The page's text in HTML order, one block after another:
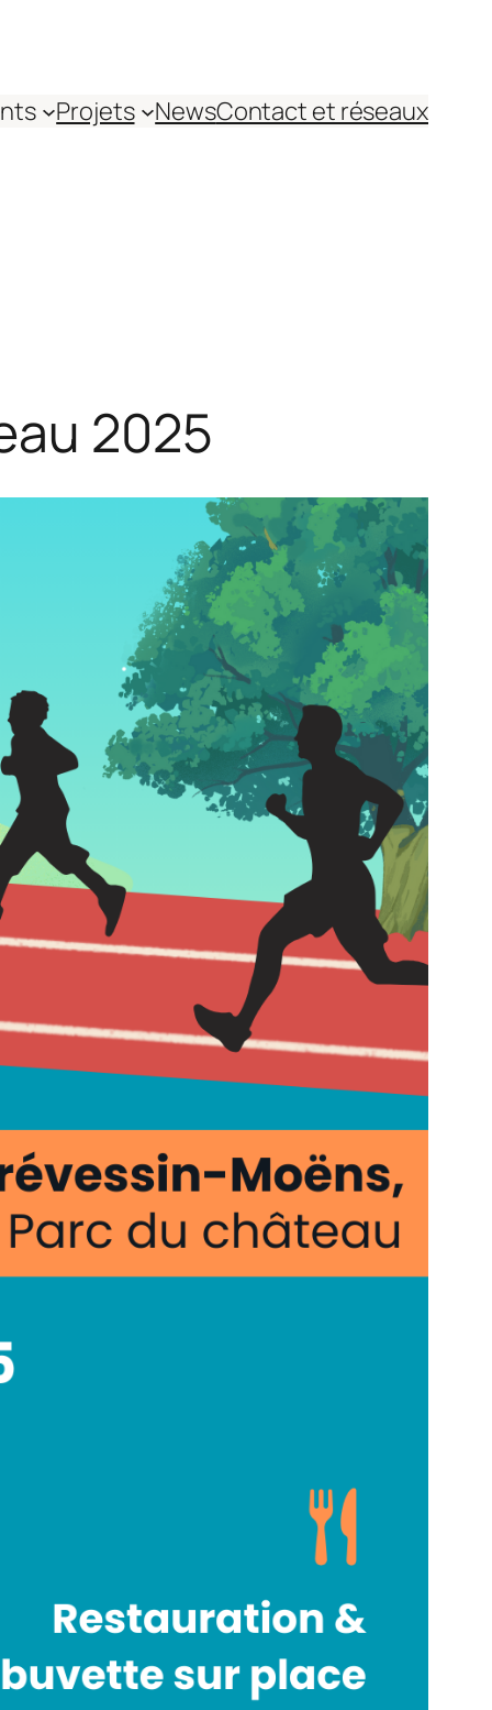
Projets NewsContact et réseaux
2025